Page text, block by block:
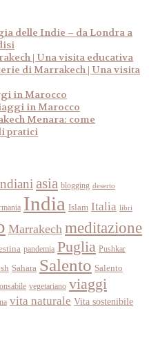
delle Indie – da Londra a
| Una visita educativa
di Marrakech | Una visita
in Marocco
in Marocco
Menara: come
pratici
asia blogging deserto
India Islam Italia libri
Marrakech meditazione
pandemia Puglia Pushkar
Sahara Salento Salento
vegetariano viaggi
vita naturale Vita sostenibile